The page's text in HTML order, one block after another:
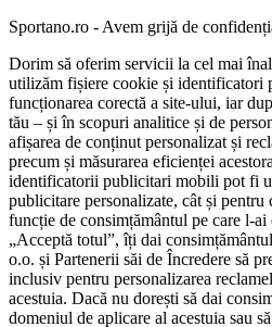
Sportano.ro - Avem grijă de
Dorim să oferim servicii la cel mai
utilizăm fișiere cookie și identificatori
funcționarea corectă a site-ului, iar
tău – și în scopuri analitice și de
afișarea de conținut personalizat și
precum și măsurarea eficienței
identificatorii publicitari mobili pot fi
publicitare personalizate, cât și pentru
funcție de consimțământul pe care l-
„Acceptă totul”, îți dai
o.o. și Partenerii săi de Încredere să
inclusiv pentru personalizarea
acestuia. Dacă nu dorești să dai
domeniul de aplicare al acestuia sau